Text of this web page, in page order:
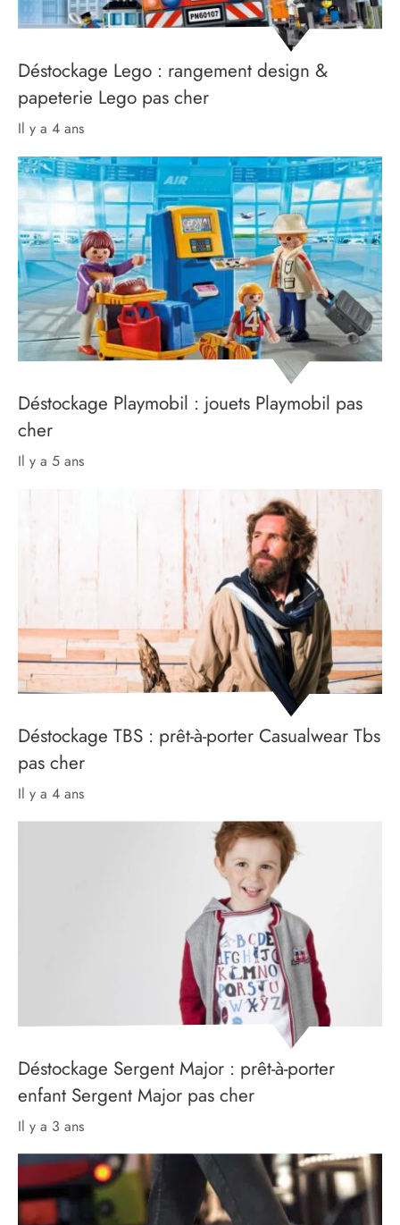
Déstockage Lego : rangement design &
papeterie Lego pas cher
il y a 4 ans
Déstockage Playmobil : jouets Playmobil pas
cher
il y a 5 ans
Déstockage TBS : prêt-à-porter Casualwear Tbs
pas cher
il y a 4 ans
Déstockage Sergent Major : prêt-à-porter
enfant Sergent Major pas cher
il y a 3 ans